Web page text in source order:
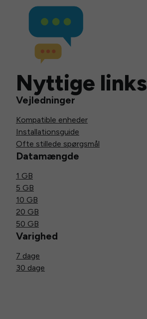
Nyttige links
Vejledninger
Kompatible enheder
Installationsguide
Ofte stillede spørgsmål
Datamængde
1 GB
5 GB
10 GB
20 GB
50 GB
Varighed
7 dage
30 dage